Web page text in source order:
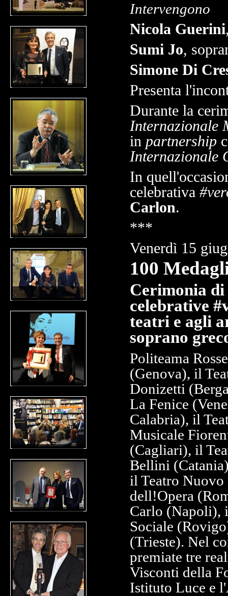
Intervengono
Nicola Guerini
Sumi Jo,
Simone Di
Presenta
Durante la
Internazionale
in partnership
Internazionale
In
celebrativa
Carlon.
***
Venerdì 15
100
Cerimonia di
celebrative
teatri e agli
soprano
Politeama
(Genova), il
Donizetti
La Fenice
Calabria), il
Musicale
(Cagliari), il
Bellini
il Teatro
dell!Opera
Carlo (Napoli),
Sociale
(Trieste). Nel
premiate tre
Visconti della
Istituto Luce e